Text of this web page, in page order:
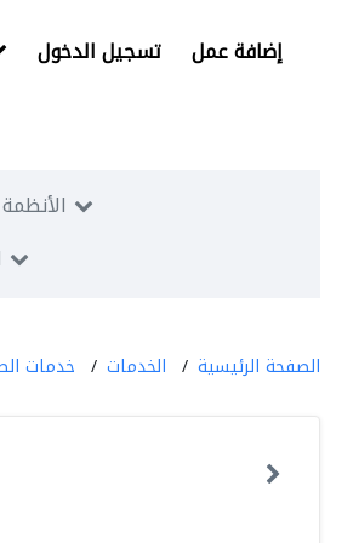
تسجيل الدخول إضافة عمل
الصفحة الرئيسية الخدمات خدمات